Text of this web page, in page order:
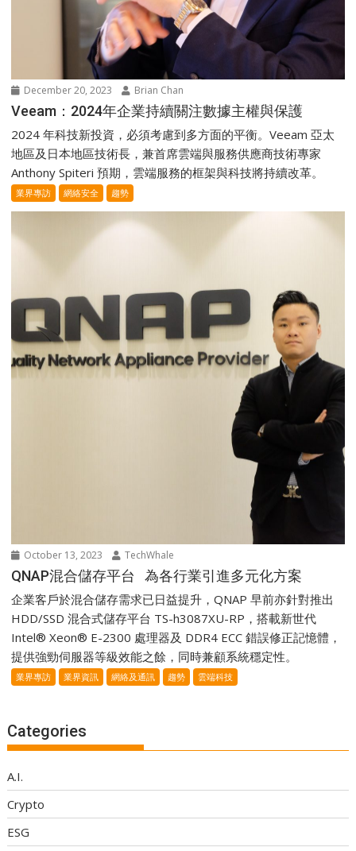
December 20, 2023 Brian Chan
Veeam：2024年企業持續關注數據主權與保護
2024 年科技新投資，必須考慮到多方面的平衡。Veeam 亞太
地區及日本地區技術長，兼首席雲端與服務供應商技術專家
Anthony Spiteri 預期，雲端服務的框架與科技將持續改革。
業界專訪 網絡安全 趨勢
October 13, 2023 TechWhale
QNAP混合儲存平台 為各行業引進多元化方案
企業客戶於混合儲存需求已日益提升，QNAP 早前亦針對推出
HDD/SSD 混合式儲存平台 TS-h3087XU-RP，搭載新世代
Intel® Xeon® E-2300 處理器及 DDR4 ECC 錯誤修正記憶體，
提供強勁伺服器等級效能之餘，同時兼顧系統穩定性。
業界專訪 業界資訊 網絡及通訊 趨勢 雲端科技
Categories
A.I.
Crypto
ESG